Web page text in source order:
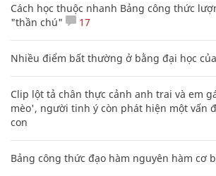
Cách học thuộc nhanh Bảng công thức
"thần chú"
17
Nhiều điểm bất thường ở bằng đại học
Clip lột tả chân thực cảnh anh trai và em
mèo', người tinh ý còn phát hiện một vấn
con
Bảng công thức đạo hàm nguyên hàm cơ